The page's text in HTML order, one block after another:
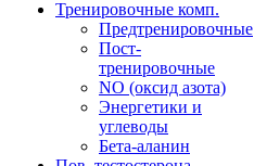
Тренировочные комп.
Предтренировочные
Пост-
тренировочные
NO (оксид азота)
Энергетики и
углеводы
Бета-аланин